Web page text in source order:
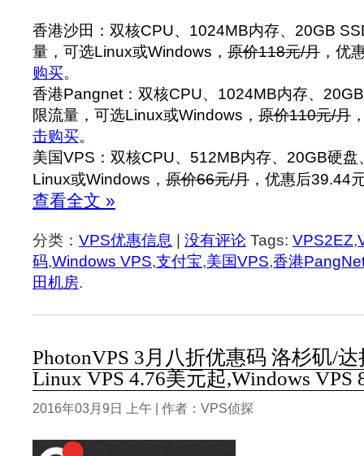
香港沙田：双核CPU、1024MB内存、20GB
量，可选Linux或Windows， 原价118元/月 ，优
购买。
香港Pangnet：双核CPU、1024MB内存、
限流量，可选Linux或Windows， 原价110元/月
击购买。
美国VPS：双核CPU、512MB内存、20GB硬
Linux或Windows， 原价66元/月 ，优惠后39.44
查看全文 »
分类： VPS优惠信息 没有评论 Tags: VPS2EZ,
码,Windows VPS,支付宝,美国VPS,香港
田机房.
PhotonVPS 3月八折优惠码 洛杉矶/
Linux VPS 4.76美元起,Windows VPS
2016年03月9日 上午 | 作者：VPS侦探